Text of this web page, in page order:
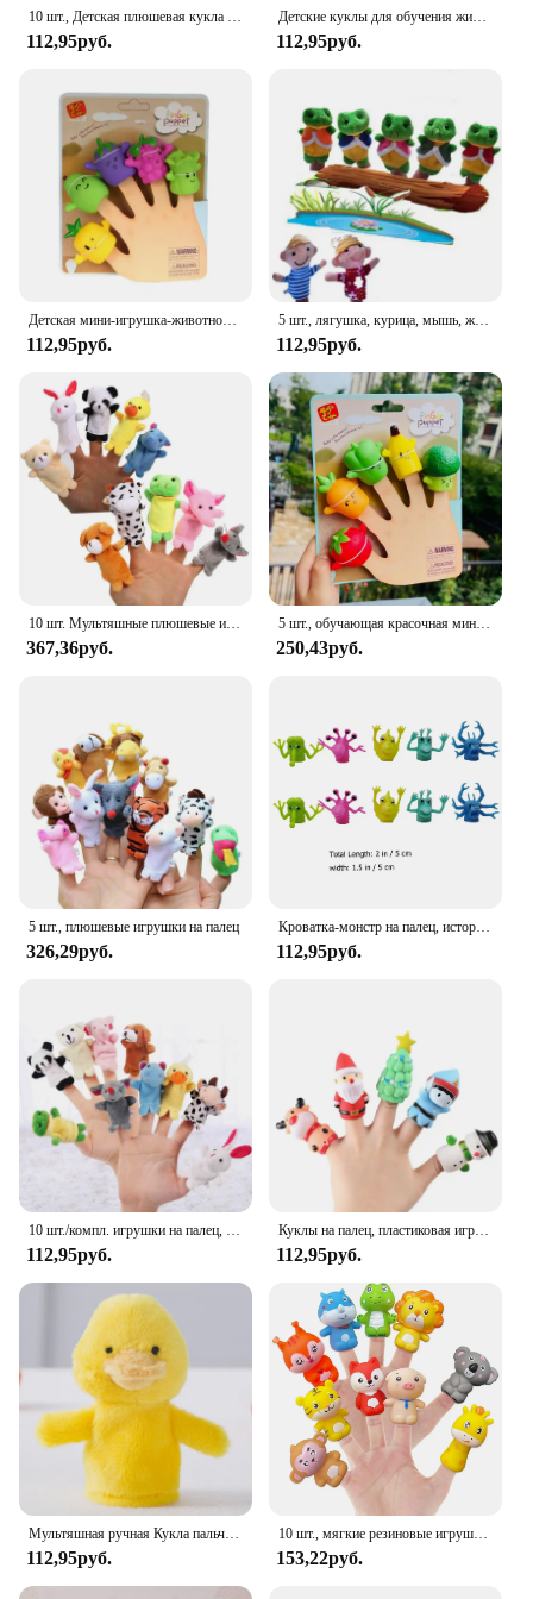
choice for both parents and educators.
10 шт., Детская плюшевая кукла с животными
112,95руб.
Детские куклы для обучения животных, Детская плюшевая кукла на палец, детские куклы на пальцы, игрушки, учебные пособия для мальчиков и девочек, материал рассказа
112,95руб.
Детская мини-игрушка-животное, фрукты, овощи
112,95руб.
5 шт., лягушка, курица, мышь, животные, пальчиковые куклы, рассказывание историй, детская сказка, идеальный подарок на день рождения, Рождество
112,95руб.
367,36руб.
5 шт., обучающая красочная мини-животное, ручная кукла, развивающая игрушка, безопасная кукла, набор игрушек для пальцев, сенсорные игрушки Монтессори, подарки
250,43руб.
5 шт., плюшевые игрушки на палец
326,29руб.
Кроватка-монстр на палец, история инопланетянина, рассказывающая история, существо, пришельцы, марионетка для ролевых игр, игрушка-зверь, страшные игрушки для детей
112,95руб.
112,95руб.
Куклы на палец, пластиковая игрушка, детские мини-животные, обучающая ручная мультяшная резиновая кукла, ручная кукла, кинотеатр, игрушки для детей, подарки
112,95руб.
112,95руб.
10 шт., мягкие резиновые игрушки-животные для детей
153,22руб.